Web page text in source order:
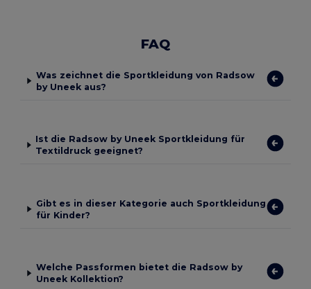
FAQ
Was zeichnet die Sportkleidung von Radsow
by Uneek aus?
Ist die Radsow by Uneek Sportkleidung für
Textildruck geeignet?
Gibt es in dieser Kategorie auch Sportkleidung
für Kinder?
Welche Passformen bietet die Radsow by
Uneek Kollektion?